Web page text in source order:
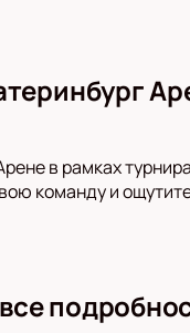
в рамках
команду и